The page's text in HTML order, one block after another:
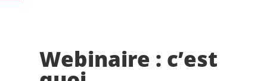
Webinaire : c’est